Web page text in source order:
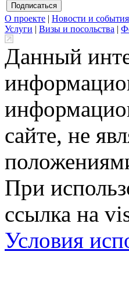
О проекте | Новости и события
Услуги | Визы и посольства |
Данный
сайте, не
При
ссылка на
Условия